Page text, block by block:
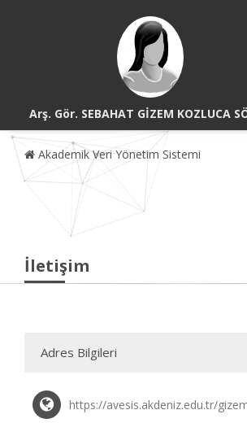
Arş. Gör. SEBAHAT GİZEM KOZLUCA
Akademik Veri Yönetim Sistemi
İletişim
Adres Bilgileri
https://avesis.akdeniz.edu.tr/